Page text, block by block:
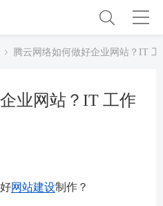
腾云网络如何做好企业网站？IT
业网站？IT 工作
网站建设制作？